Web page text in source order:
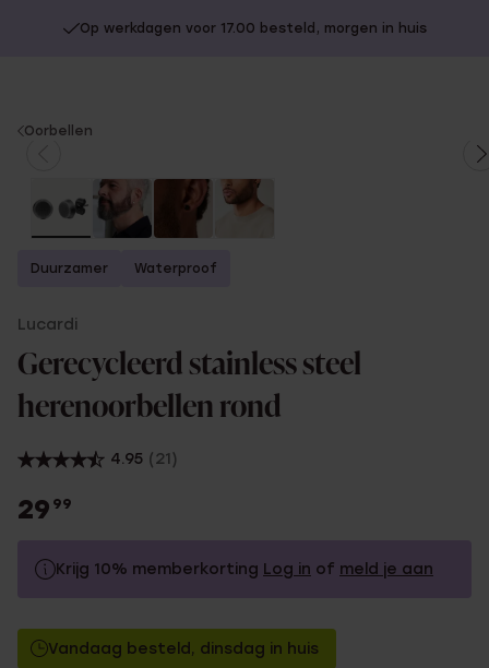
Op werkdagen voor 17.00 besteld, morgen in huis
You
Oorbellen
Duurzamer Waterproof
Lucardi
Gerecycleerd stainless steel
herenoorbellen rond
4.95 (21)
29 99
Krijg 10% memberkorting Log in of meld je aan
Zonder memberkorting
Met memberkorting
Vandaag besteld, dinsdag in huis